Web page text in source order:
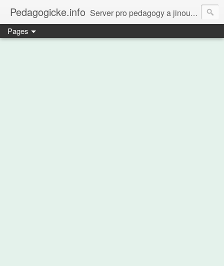
Pedagogicke.info Server pro pedagogy a jinou zvířenu
Pages